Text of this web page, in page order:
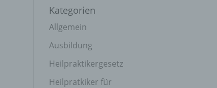
Kategorien
Allgemein
Ausbildung
Heilpraktikergesetz
Heilpratkiker für